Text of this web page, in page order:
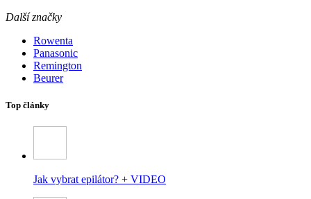
Další značky
Rowenta
Panasonic
Remington
Beurer
Top články
Jak vybrat epilátor? + VIDEO